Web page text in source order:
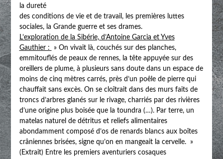
la dureté
des conditions de vie et de travail, les premières luttes
sociales, la Grande guerre et ses drames.
L’exploration de la Sibérie, d’Antoine Garcia et Yves
Gauthier :
» On vivait là, couchés sur des planches,
emmitouflés de peaux de rennes, la tête appuyée sur des
oreillers de plume, à plusieurs sans doute dans un espace de
moins de cinq mètres carrés, près d’un poêle de pierre qui
chauffait sans excès. On se cloîtrait dans des murs faits de
troncs d’arbres glanés sur le rivage, charriés par des rivières
d’une origine plus boisée que la toundra (…). Par terre, un
matelas naturel de détritus et reliefs alimentaires
abondamment composé d’os de renards blancs aux boîtes
crâniennes brisées, signe qu’on en mangeait la cervelle. »
(Extrait) Entre les premiers aventuriers cosaques